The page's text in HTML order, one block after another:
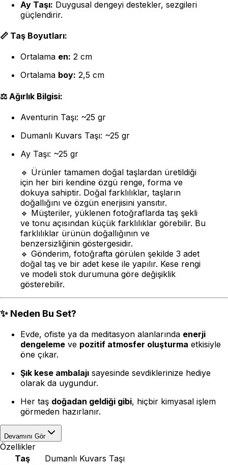
Ay Taşı: Duygusal dengeyi destekler, sezgileri
güçlendirir.
📏 Taş Boyutları:
Ortalama en: 2 cm
Ortalama boy: 2,5 cm
⚖️ Ağırlık Bilgisi:
Aventurin Taşı: ~25 gr
Dumanlı Kuvars Taşı: ~25 gr
Ay Taşı: ~25 gr
🔹 Ürünler tamamen doğal taşlardan üretildiği
için her biri kendine özgü renge, forma ve
dokuya sahiptir. Doğal farklılıklar, taşların
doğallığını ve özgün enerjisini yansıtır.
🔹 Müşteriler, yüklenen fotoğraflarda taş şekli
ve tonu açısından küçük farklılıklar görebilir. Bu
farklılıklar ürünün doğallığının ve
benzersizliğinin göstergesidir.
🔹 Gönderim, fotoğrafta görülen şekilde 3 adet
doğal taş ve bir adet kese ile yapılır. Kese rengi
ve modeli stok durumuna göre değişiklik
gösterebilir.
✨ Neden Bu Set?
Evde, ofiste ya da meditasyon alanlarında enerji
dengeleme ve pozitif atmosfer oluşturma etkisiyle
öne çıkar.
Şık kese ambalajı sayesinde sevdiklerinize hediye
olarak da uygundur.
Her taş doğadan geldiği gibi, hiçbir kimyasal işlem
görmeden hazırlanır.
Devamını Gör
Özellikler
Taş
Dumanlı Kuvars Taşı